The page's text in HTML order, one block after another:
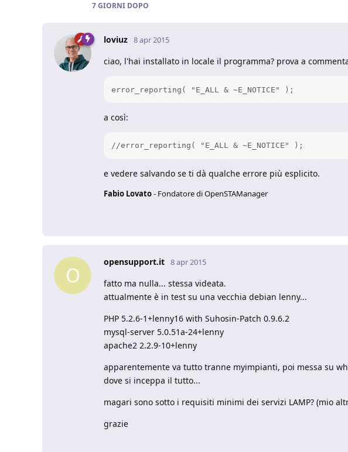
7 GIORNI DOPO
loviuz 8 apr 2015
ciao, l'hai installato in locale il programma? prova a
error_reporting( "E_ALL & ~E_NOTICE" );
a così:
//error_reporting( "E_ALL & ~E_NOTICE" );
e vedere salvando se ti dà qualche errore più esplicito.
Fabio Lovato- Fondatore di OpenSTAManager
O
opensupport.it 8 apr 2015
fatto ma nulla... stessa videata.
attualmente è in test su una vecchia debian lenny...
PHP 5.2.6-1+lenny16 with Suhosin-Patch 0.9.6.2
mysql-server 5.0.51a-24+lenny
apache2 2.2.9-10+lenny
apparentemente va tutto tranne myimpianti, poi messa su
dove si inceppa il tutto...
magari sono sotto i requisiti minimi dei servizi LAMP? (mio
grazie